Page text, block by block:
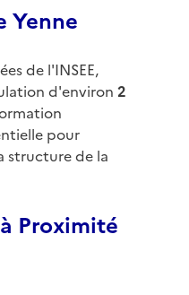
Yenne
de l'INSEE,
d'environ 2
pour
structure de la
Proximité